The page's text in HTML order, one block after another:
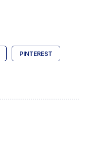
PINTEREST